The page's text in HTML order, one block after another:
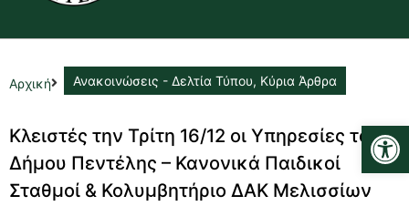
Αρχική Ανακοινώσεις - Δελτία Τύπου, Κύρια Άρθρα
Κλειστές την Τρίτη 16/12 οι Υπηρεσίες του
Δήμου Πεντέλης – Κανονικά Παιδικοί
Σταθμοί & Κολυμβητήριο ΔΑΚ Μελισσίων